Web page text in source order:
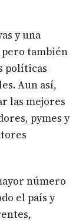
y una
también
políticas
Aun así,
las mejores
pymes y
número
el país y